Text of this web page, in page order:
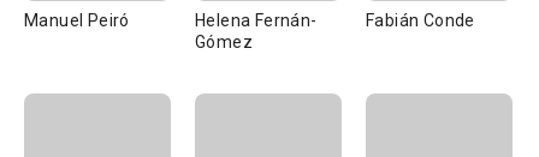
Manuel Peiró
Helena Fernán-
Gómez
Fabián Conde